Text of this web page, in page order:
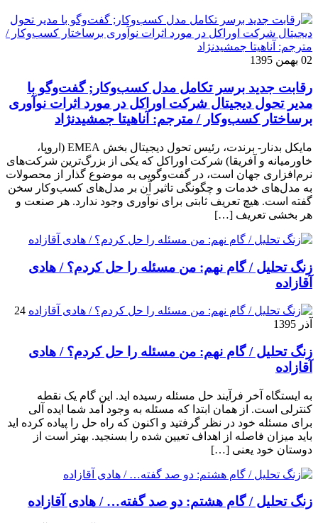
02 بهمن 1395
رقابت جدید برسر تکامل مدل کسب‌و‌کار; گفت‌وگو با
مدیر تحول دیجیتال شرکت اوراکل در مورد اثرات نوآوری
برساختار کسب‌وکار / مترجم: آناهیتا جمشیدنژاد
مایکل بدنار- برندت، رئیس تحول دیجیتال بخش EMEA (اروپا،
خاورمیانه و آفریقا) شرکت اوراکل که یکی از بزرگ‌ترین شرکت‌های
نرم‌افزاری جهان است، در گفت‌وگویی به موضوع گذار از محصولات
به مدل‌های خدمات و چگونگی تاثیر آن بر مدل‌های کسب‌و‌کار سخن
گفته است. هیچ تعریف ثابتی برای نوآوری وجود ندارد. هر صنعت و
هر بخشی تعریف […]
زنگ تحلیل / گام نهم: من مسئله را حل کردم؟ / هادی
آقازاده
24
آذر 1395
زنگ تحلیل / گام نهم: من مسئله را حل کردم؟ / هادی
آقازاده
به ایستگاه آخر فرآیند حل مسئله رسیده اید. این گام یک نقطه
کنترلی است. از همان ابتدا که مسئله به وجود آمد شما ایده آلی
برای مسئله خود در نظر گرفتید و اکنون که راه حل را پیاده کرده اید
باید میزان فاصله از اهداف تعیین شده را بسنجید. بهتر است از
دوستان خود یعنی […]
زنگ تحلیل / گام هشتم: دو صد گفته… / هادی آقازاده